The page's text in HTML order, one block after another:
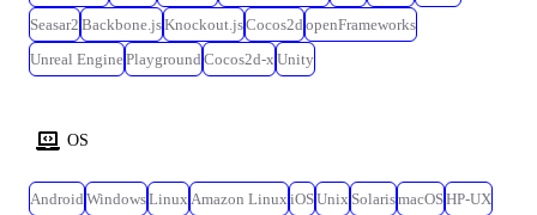
Seasar2 Backbone.jsKnockout.jsCocos2d openFrameworks
Unreal EnginePlayground Cocos2d-x Unity
OS
Android WindowsLinux Amazon Linux iOSUnix SolarismacOSHP-UX